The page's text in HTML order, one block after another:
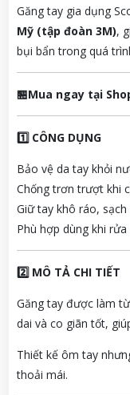
Găng tay gia dụng
Mỹ (tập đoàn 3M),
bụi bẩn trong quá
🏪Mua ngay tại
1️⃣ CÔNG DỤNG
Bảo vệ da tay khỏi
Chống trơn trượt khi
Giữ tay khô ráo,
Phù hợp dùng khi
2️⃣ MÔ TẢ CHI TIẾT
Găng tay được làm
dai và co giãn tốt,
Thiết kế ôm tay
thoải mái.